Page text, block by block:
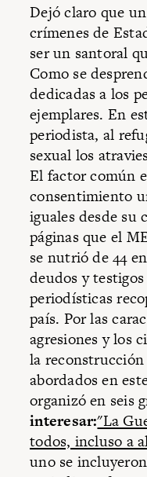
Dejó claro que
crímenes de
ser un santoral
Como se
dedicadas a los
ejemplares. En
periodista, al
sexual los
El factor común
consentimiento
iguales desde su
páginas que el
se nutrió de 44
deudos y
periodísticas
país. Por las
agresiones y los
la
abordados en
organizó en seis
interesar:"La
todos, incluso a
uno se